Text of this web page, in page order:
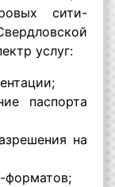
сити-
услуг:
паспорта
на
форматов;